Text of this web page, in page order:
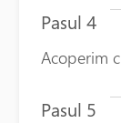
Pasul 4
Acoperim
Pasul 5